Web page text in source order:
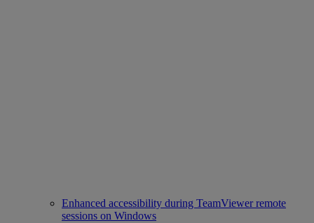
Enhanced accessibility during TeamViewer remote
sessions on Windows